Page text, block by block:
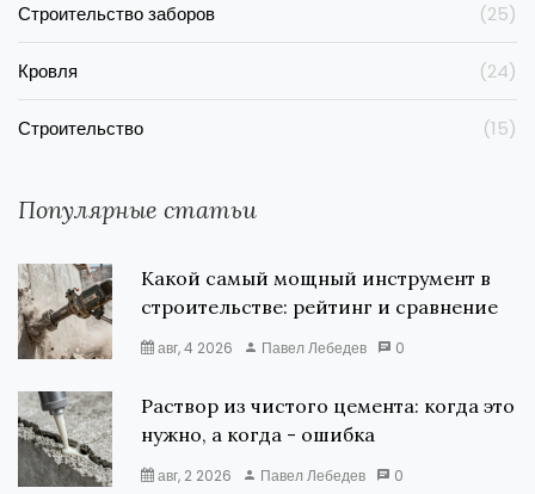
Строительство заборов (25)
Кровля (24)
Строительство (15)
Популярные статьи
Какой самый мощный инструмент в
строительстве: рейтинг и сравнение
авг, 4 2026 Павел Лебедев 0
Раствор из чистого цемента: когда это
нужно, а когда - ошибка
авг, 2 2026 Павел Лебедев 0